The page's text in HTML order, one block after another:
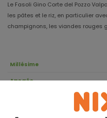
Le Fasoli Gino Corte del Pozzo
les pâtes et le riz, en particulier
champignons, les viandes rouges
Millésime
Apogée